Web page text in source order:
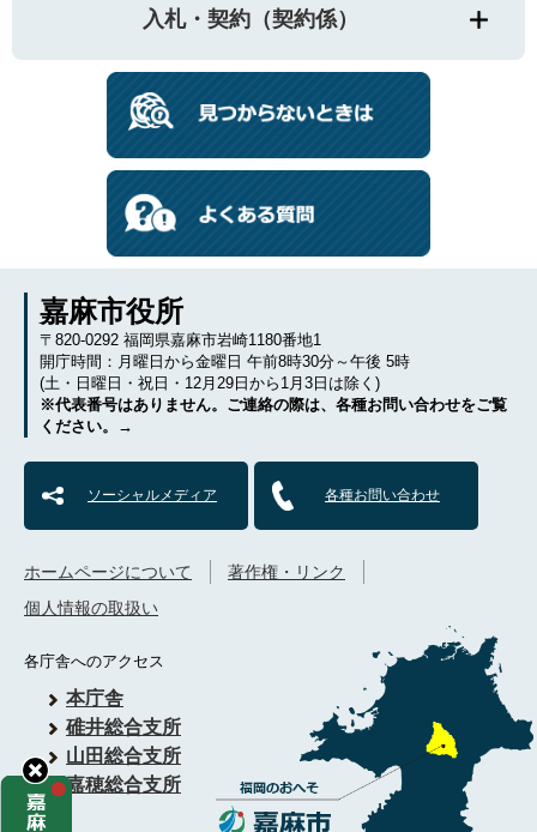
入札・契約（契約係）
嘉麻市役所
〒820-0292 福岡県嘉麻市岩崎1180番地1
開庁時間：月曜日から金曜日 午前8時30分～午後 5時
(土・日曜日・祝日・12月29日から1月3日は除く)
※代表番号はありません。ご連絡の際は、各種お問い合わせをご覧
ください。→
ソーシャルメディア 各種お問い合わせ
各庁舎へのアクセス
本庁舎
碓井総合支所
山田総合支所
嘉穂総合支所
ホームページについて
著作権・リンク
個人情報の取扱い